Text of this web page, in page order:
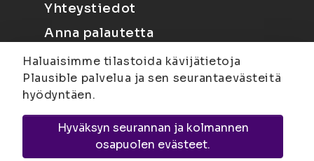
Yhteystiedot
Anna palautetta
Joensuu
Suvantokatu 6, 80100 Joensuu |
KuopioYliopistonranta 15, PL 1627, 70211
Haluaisimme tilastoida kävijätietoja
Plausible palvelua ja sen seurantaevästeitä
hyödyntäen.
Hyväksyn seurannan ja kolmannen
osapuolen evästeet.